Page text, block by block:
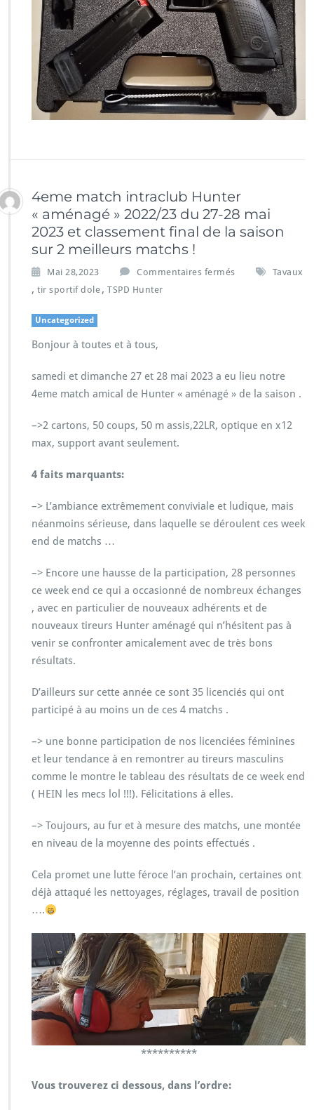
4eme match intraclub Hunter
« aménagé » 2022/23 du 27-28 mai
2023 et classement final de la saison
sur 2 meilleurs matchs !
Mai 28,2023 Commentaires fermés Tavaux
, tir sportif dole , TSPD Hunter
Uncategorized
Bonjour à toutes et à tous,
samedi et dimanche 27 et 28 mai 2023 a eu lieu notre
4eme match amical de Hunter « aménagé » de la saison .
–>2 cartons, 50 coups, 50 m assis,22LR, optique en x12
max, support avant seulement.
4 faits marquants:
–> L’ambiance extrêmement conviviale et ludique, mais
néanmoins sérieuse, dans laquelle se déroulent ces week
end de matchs …
–> Encore une hausse de la participation, 28 personnes
ce week end ce qui a occasionné de nombreux échanges
, avec en particulier de nouveaux adhérents et de
nouveaux tireurs Hunter aménagé qui n’hésitent pas à
venir se confronter amicalement avec de très bons
résultats.
D’ailleurs sur cette année ce sont 35 licenciés qui ont
participé à au moins un de ces 4 matchs .
–> une bonne participation de nos licenciées féminines
et leur tendance à en remontrer au tireurs masculins
comme le montre le tableau des résultats de ce week end
( HEIN les mecs lol !!!). Félicitations à elles.
–> Toujours, au fur et à mesure des matchs, une montée
en niveau de la moyenne des points effectués .
Cela promet une lutte féroce l’an prochain, certaines ont
déjà attaqué les nettoyages, réglages, travail de position
….
**********
Vous trouverez ci dessous, dans l’ordre: